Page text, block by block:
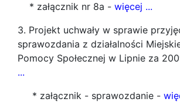
* załącznik nr 8a - więcej ...
3. Projekt uchwały w sprawie
sprawozdania z działalności
Pomocy Społecznej w Lipnie za
...
* załącznik - sprawozdanie -